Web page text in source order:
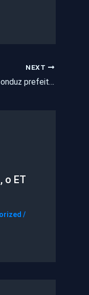
NEXT
Ministro do TSE reconduz prefeita e vice de Orós (CE) aos cargos até julgamento de recurso pelo TSE
o ET
/